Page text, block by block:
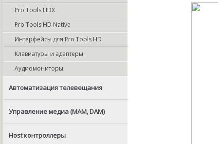
Pro Tools HDX
Pro Tools HD Native
Интерфейсы для Pro Tools HD
Клавиатуры и адаптеры
Аудиомониторы
Автоматизация телевещания
Управление медиа (MAM, DAM)
Host контроллеры